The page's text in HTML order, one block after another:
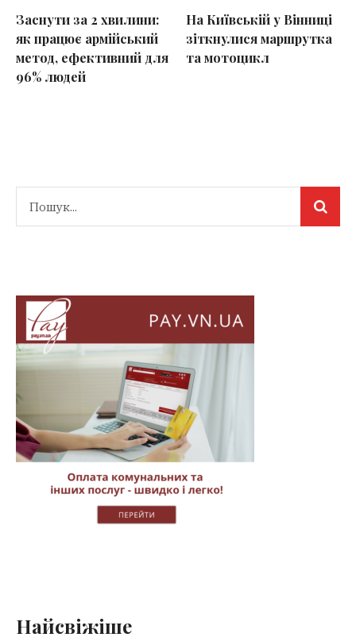
Заснути за 2 хвилини:
як працює армійський
метод, ефективний для
96% людей
На Київській у Вінниці
зіткнулися маршрутка
та мотоцикл
Найсвіжіше